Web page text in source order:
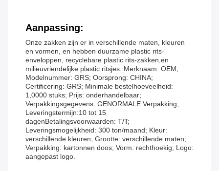
Aanpassing:
Onze zakken zijn er in verschillende maten, kleuren
en vormen, en hebben duurzame plastic rits-
enveloppen, recyclebare plastic rits-zakken,en
milieuvriendelijke plastic ritsjes. Merknaam: OEM;
Modelnummer: GRS; Oorsprong: CHINA;
Certificering: GRS; Minimale bestelhoeveelheid:
1,0000 stuks; Prijs: onderhandelbaar;
Verpakkingsgegevens: GENORMALE Verpakking;
Leveringstermijn:10 tot 15
dagenBetalingsvoorwaarden: T/T;
Leveringsmogelijkheid: 300 ton/maand; Kleur:
verschillende kleuren; Grootte: verschillende maten;
Verpakking: kartonnen doos; Vorm: rechthoekig; Logo:
aangepast logo.